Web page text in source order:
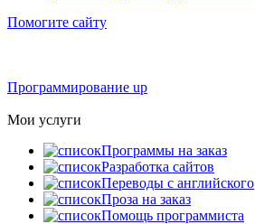
Помогите сайту
Программирование up
Мои услуги
Программы на заказ
Разработка сайтов
Переводы с английского
Проза на заказ
Помощь программиста